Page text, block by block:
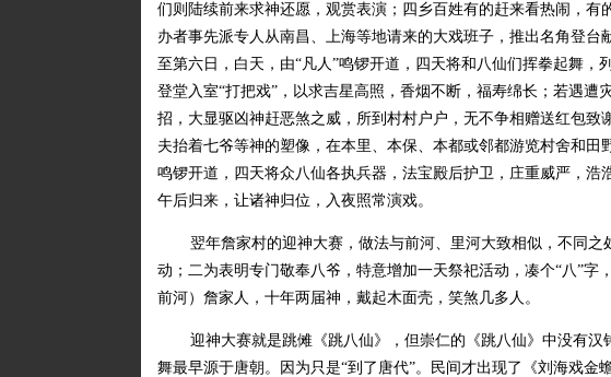
们则陆续前来求神还愿，观赏表演；四乡百姓有的赶来看热闹，有
办者事先派专人从南昌、上海等地请来的大戏班子，推出名角登
至第六日，白天，由“凡人”鸣锣开道，四天将和八仙们挥拳起舞
登堂入室“打把戏”，以求吉星高照，香烟不断，福寿绵长；若遇遭
招，大显驱凶神赶恶煞之威，所到村村户户，无不争相赠送红包
夫抬着七爷等神的塑像，在本里、本保、本都或邻都游览村舍和
鸣锣开道，四天将众八仙各执兵器，法宝殿后护卫，庄重威严，浩
午后归来，让诸神归位，入夜照常演戏。
翌年詹家村的迎神大赛，做法与前河、里河大致相似，不同
动；二为表明专门敬奉八爷，特意增加一天祭祀活动，凑个“八”字
前河）詹家人，十年两届神，戴起木面壳，笑煞几多人。
迎神大赛就是跳傩《跳八仙》，但崇仁的《跳八仙》中没有
舞最早源于唐朝。因为只是“到了唐代”。民间才出现了《刘海戏金